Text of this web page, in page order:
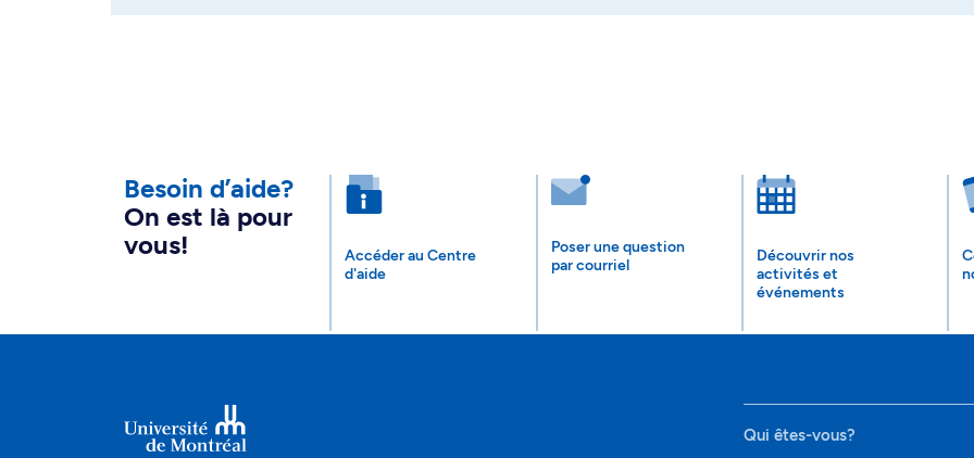
Besoin d’aide?
On est là pour
vous!
Accéder au Centre
d'aide
Poser une question
par courriel
Découvrir nos
activités et
événements
Qui êtes-vous?